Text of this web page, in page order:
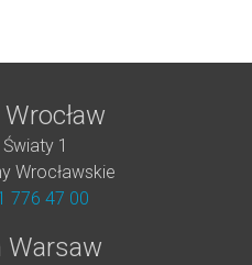
1
Wrocławskie
776 47 00
Warsaw